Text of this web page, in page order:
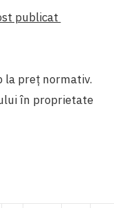
publicat
la preț normativ.
în proprietate